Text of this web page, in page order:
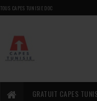
TOUS CAPES TUNISIE DOC
GRATUIT CAPES